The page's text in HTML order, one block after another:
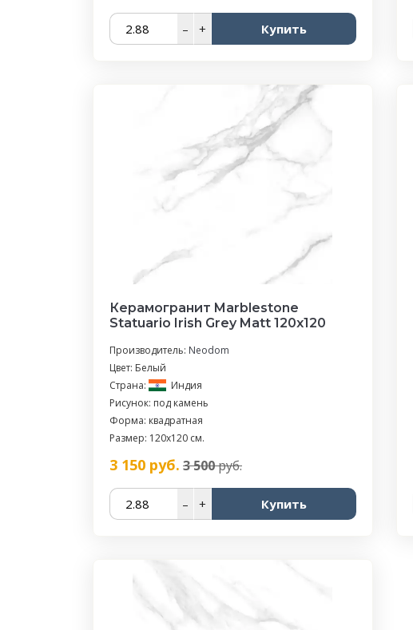
– + Купить
Керамогранит Marblestone
Statuario Irish Grey Matt 120x120
Производитель: Neodom
Цвет: Белый
Страна:
Индия
Рисунок: под камень
Форма: квадратная
Размер: 120x120 см.
3 150 руб. 3 500руб.
– + Купить